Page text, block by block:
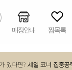
매장안내 찜목록